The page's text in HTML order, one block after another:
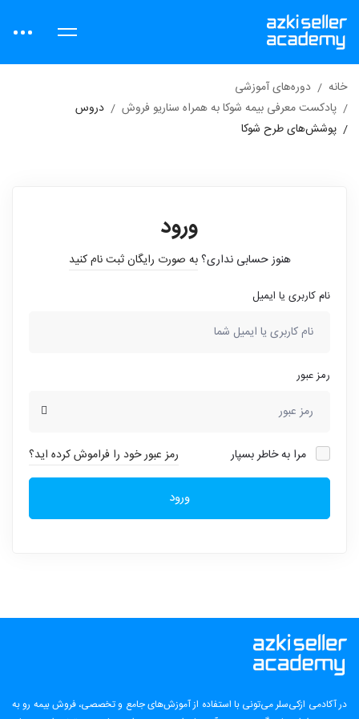
خانه
دوره‌های آموزشی
پادکست معرفی بیمه شوکا به همراه سناریو فروش
دروس
پوشش‌های طرح شوکا
ورود
هنوز حسابی نداری؟به صورت رایگان ثبت نام کنید
نام کاربری یا ایمیل
رمز عبور
مرا به خاطر بسپار رمز عبور خود را فراموش کرده اید؟
ورود
در آکادمی ازکی‌سلر می‌تونی با استفاده از آموزش‌های جامع و تخصصی، فروش بیمه رو به